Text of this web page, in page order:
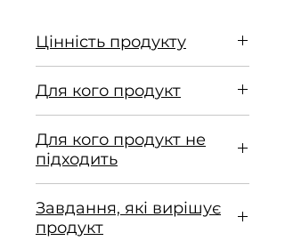
Цінність продукту
Ви виробите навичку
системного підходу до будь-якої
бізнес-ідеї, що допоможе
уникнути помилок на ранніх
стадіях.
Практичні приклади:
Покрокові інструкції з
Для кого продукт
лише розпочинає свій шлях і
потребує чіткої структури та
Генератори ідей:
Ті, хто хоче
швидко реалізувати свою ідею
та уникнути поширених
Для кого продукт не
підходить
вже має чітке бачення і успішно
реалізував кілька проєктів.
Завдання, які вирішує
продукт